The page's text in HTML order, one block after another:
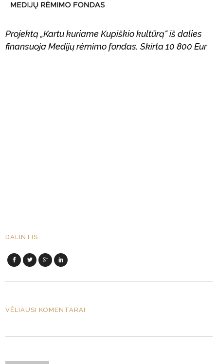
Projektą „Kartu kuriame Kupiškio kultūrą“ iš dalies
finansuoja Medijų rėmimo fondas. Skirta 10 800 Eur
DALINTIS
VĖLIAUSI KOMENTARAI